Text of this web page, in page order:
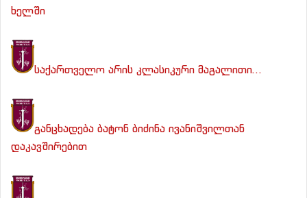
ხელში
საქართველო არის კლასიკური მაგალითი…
განცხადება ბატონ ბიძინა ივანიშვილთან
დაკავშირებით